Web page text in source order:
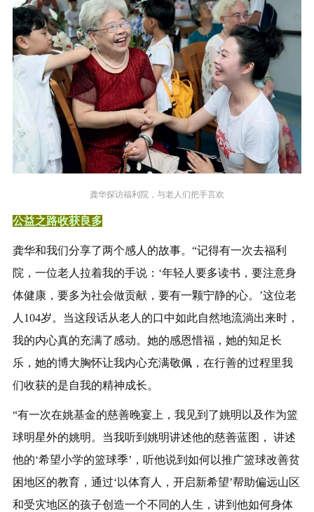
龚华探访福利院，与老人们把手言欢
公益之路收获良多
龚华和我们分享了两个感人的故事。“记得有一次去福利
院，一位老人拉着我的手说：‘年轻人要多读书，要注意身
体健康，要多为社会做贡献，要有一颗宁静的心。’这位老
人104岁。当这段话从老人的口中如此自然地流淌出来时，
我的内心真的充满了感动。她的感恩惜福，她的知足长
乐，她的博大胸怀让我内心充满敬佩，在行善的过程里我
们收获的是自我的精神成长。
“有一次在姚基金的慈善晚宴上，我见到了姚明以及作为篮
球明星外的姚明。当我听到姚明讲述他的慈善蓝图， 讲述
他的‘希望小学的篮球季’，听他说到如何以推广篮球改善贫
困地区的教育，通过‘以体育人，开启新希望’帮助偏远山区
和受灾地区的孩子创造一个不同的人生，讲到他如何身体